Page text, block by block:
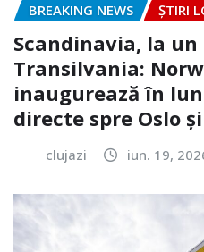
BREAKING NEWS ȘTIRI
Scandinavia, la
Transilvania:
inaugurează în
directe spre Oslo
clujazi iun. 19,